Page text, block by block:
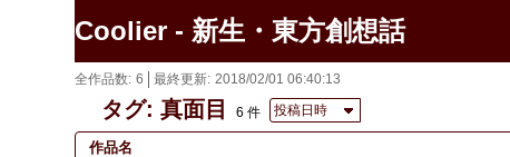
Coolier - 新生・東方創想話
タグ: 真面目 6 件 投稿日時
全作品数 6 最終更新 2018/02/01 06:40:13
作品名